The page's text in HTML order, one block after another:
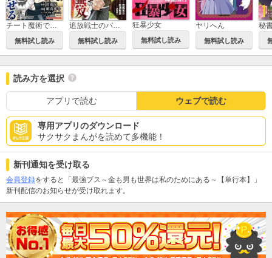
無料試し読み
追放戦士のバール無双”SIMPLE殴打2000”～狂化スキルで成り上がるバールのバールによるバールのための英雄譚～ モバMAN DIGITAL COMICS
無料試し読み
狂暴少女
無料試し読み
ヤリへん
無料試し読み
秘
読み方を選択
アプリで読む ウェブで読む
専用アプリのダウンロード
サクサクまんがを読めて多機能！
新刊通知を受け取る
会員登録をすると「最強ブス～金も男も世界は私のためにある～【単行本】」
新刊配信のお知らせが受け取れます。